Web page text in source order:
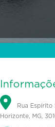
Rua Espírito
Horizonte, MG,